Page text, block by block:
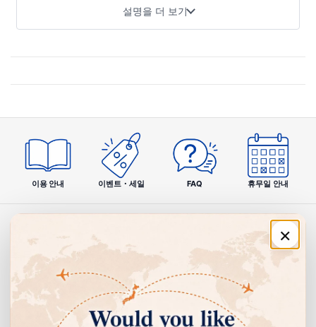
설명을 더 보기
이용 안내 이벤트・세일 FAQ 휴무일 안내
×
주문·이용 안내
쇼핑 안내